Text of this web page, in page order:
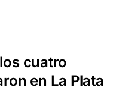
cuatro
en La Plata